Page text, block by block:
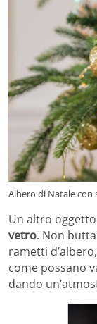
Albero di Natale con
Un altro
vetro. Non
rametti d’albero,
come possano
dando